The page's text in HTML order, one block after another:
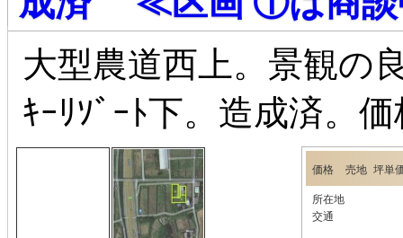
大型農道西上。景観の
ｷｰﾘｿﾞｰﾄ下。造成済。
価格 売地 坪単
所在地
交通